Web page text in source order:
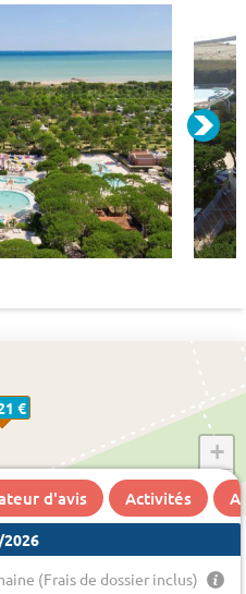
€
+
−
d'avis Activités A
(Frais de dossier inclus)